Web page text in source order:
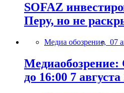
SOFAZ
Перу, но не
Медиа обозрение, 07
Медиаобозрение:
до 16:00 7 августа